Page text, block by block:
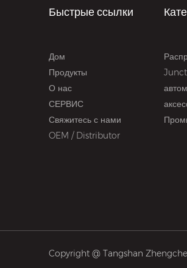
Быстрые ссылки
Дом
Продукты
О нас
СЕРВИС
Свяжитесь с нами
OEM / Distributor
Copyright @ Tangshan